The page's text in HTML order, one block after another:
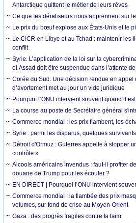
Antarctique quittent le métier de leurs rêves
Ce que les dératiseurs nous apprennent sur
Le prix du bœuf explose aux États-Unis et le
Le CICR en Libye et au Tchad : maintenir les
conflit
Syrie. L’application de la loi sur la
el Assad doit être suspendue dans l’attente
Corée du Sud. Une décision rendue en appel
d’avortement met au jour un vide juridique
Pourquoi l’ONU intervient souvent quand il
La course au poste de Secrétaire général
Commerce mondial : les prix flambent, les
Syrie : parmi les disparus, quelques survivants
Détroit d'Ormuz : Guterres appelle à stopper
contrôle »
Alcools américains invendus : faut-il profiter
douane de Trump pour les écouler ?
EN DIRECT | Pourquoi l’ONU intervient
Commerce mondial : la flambée des prix
volumes, sur fond de crise au Moyen-Orient
Gaza : des progrès fragiles contre la faim